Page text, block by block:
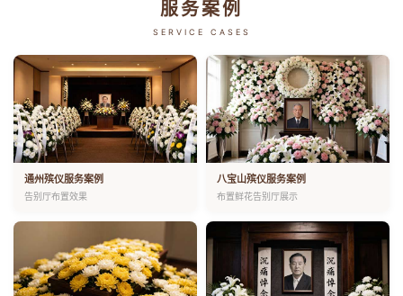
服务案例
SERVICE CASES
通州殡仪服务案例
告别厅布置效果
八宝山殡仪服务案例
布置鲜花告别厅展示